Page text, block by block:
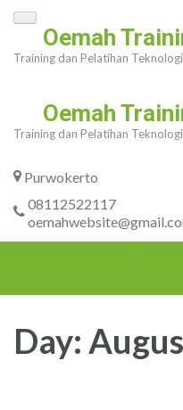
Skip
content
Enter)
Oemah
Training dan Pelatihan
Oemah
Training dan Pelatihan
Purwokerto
08112522117
Day: